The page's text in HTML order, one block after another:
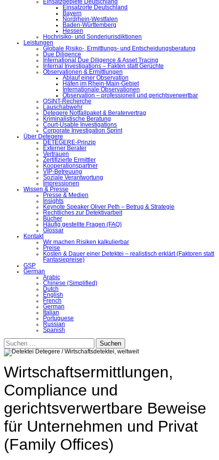
Einsatzgebiete Deutschland
Einsatzorte Deutschland
Bayern
Nordrhein-Westfalen
Baden-Württemberg
Hessen
Hochrisiko- und Sonderjurisdiktionen
Leistungen
Globale Risiko-, Ermittlungs- und Entscheidungsberatung
Due Diligence
International Due Diligence & Asset Tracing
Internal Investigations – Fakten statt Gerüchte
Observationen & Ermittlungen
Ablauf einer Observation
Häfen im Rhein-Main-Gebiet
Internationale Observationen
Observation – professionell und gerichtsverwertbar
OSINT-Recherche
Lauschabwehr
Detegere Notfallpaket & Beratervertrag
Kriminalistische Beratung
Court-Usable Investigations
Corporate Investigation Sprint
Über Detegere
DETEGERE-Prinzip
Externer Berater
Vertrauen
Zertifizierte Ermittler
Kooperationspartner
VIP-Betreuung
Soziale Verantwortung
Impressionen
Wissen & Presse
Presse & Medien
Insights
Keynote Speaker Oliver Peth – Betrug & Strategie
Rechtliches zur Detektivarbeit
Bücher
Häufig gestellte Fragen (FAQ)
Glossar
Kontakt
Wir machen Risiken kalkulierbar
Preise
Kosten & Dauer einer Detektei – realistisch erklärt (Faktoren statt
Fantasiepreise)
GSP
German
Arabic
Chinese (Simplified)
Dutch
English
French
German
Italian
Portuguese
Russian
Spanish
Suchen
nach:
Wirtschaftsermittlungen,
Compliance und
gerichtsverwertbare Beweise
für Unternehmen und Privat
(Family Offices)